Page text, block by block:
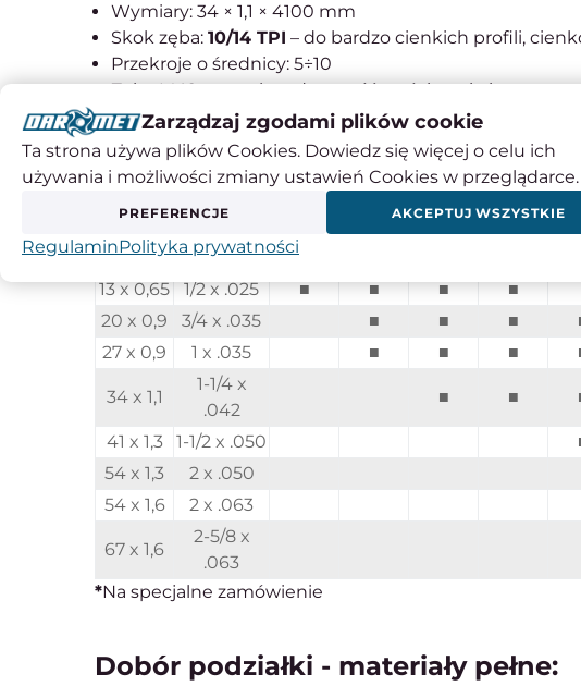
Wymiary: 34 × 1,1 × 4100 mm
Skok zęba: 10/14 TPI – do bardzo cienkich profili,
Przekroje o średnicy: 5÷10
Zęby M42 – wysoka odporność na ścieranie i
Zmienna podziałka – redukcja wibracji i płynniejsza
Przeznaczenie: stal konstrukcyjna, nierdzewna,
Ilość zębów na cal:
Szerokość x grubość
TPI
mm
cal 14/18
13 x 0,65 1/2 x .025 ■ ■ ■
■
20 x 0,9
3/4 x .035 ■ ■ ■
27 x 0,9
1 x .035 ■ ■ ■
34 x 1,1
1-1/4 x
.042
■ ■
41 x 1,3 1-1/2 x .050
54 x 1,3
2 x .050
54 x 1,6
2 x .063
67 x 1,6
2-5/8 x
.063
*Na specjalne zamówienie
Dobór podziałki - materiały pełne:
Zarządzaj zgodami plików cookie
Ta strona używa plików Cookies. Dowiedz się więcej o celu ich
używania i możliwości zmiany ustawień Cookies w przeglądarce.
PREFERENCJE AKCEPTUJ WSZYSTKIE
RegulaminPolityka prywatności